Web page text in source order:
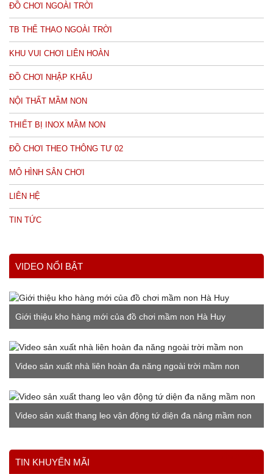
ĐỒ CHƠI NGOÀI TRỜI
TB THỂ THAO NGOÀI TRỜI
KHU VUI CHƠI LIÊN HOÀN
ĐỒ CHƠI NHẬP KHẨU
NỘI THẤT MẦM NON
THIẾT BỊ INOX MẦM NON
ĐỒ CHƠI THEO THÔNG TƯ 02
MÔ HÌNH SÂN CHƠI
LIÊN HỆ
TIN TỨC
VIDEO NỔI BẬT
Giới thiệu kho hàng mới của đồ chơi mầm non Hà Huy
Video sản xuất nhà liên hoàn đa năng ngoài trời mầm non
Video sản xuất thang leo vận động tứ diện đa năng mầm non
Xem thêm
TIN KHUYẾN MÃI